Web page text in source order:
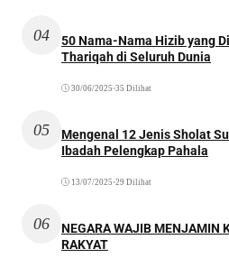
04
50 Nama-Nama Hizib yang
Thariqah di Seluruh Dunia
30/06/2025 •35 Dilihat
05
Mengenal 12 Jenis Sholat
Ibadah Pelengkap Pahala
13/07/2025 •29 Dilihat
06
NEGARA WAJIB MENJAMIN
RAKYAT